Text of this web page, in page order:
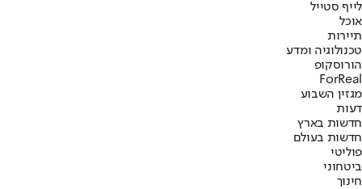
לייף סטייל
אוכל
תיירות
טכנולוגיה ומדע
הורוסקופ
ForReal
מגזין השבוע
דעות
חדשות בארץ
חדשות בעולם
פוליטי
ביטחוני
חינוך